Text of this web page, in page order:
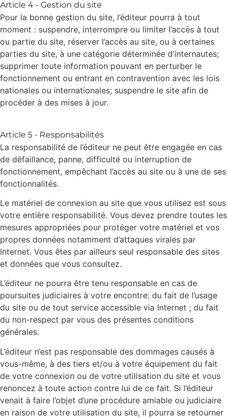
Article 4 - Gestion du site
Pour la bonne gestion du site, l’éditeur pourra à tout
moment : suspendre, interrompre ou limiter l’accès à tout
ou partie du site, réserver l’accès au site, ou à certaines
parties du site, à une catégorie déterminée d’internautes;
supprimer toute information pouvant en perturber le
fonctionnement ou entrant en contravention avec les lois
nationales ou internationales; suspendre le site afin de
procéder à des mises à jour.
Article 5 - Responsabilités
La responsabilité de l’éditeur ne peut être engagée en cas
de défaillance, panne, difficulté ou interruption de
fonctionnement, empêchant l’accès au site ou à une de ses
fonctionnalités.
Le matériel de connexion au site que vous utilisez est sous
votre entière responsabilité. Vous devez prendre toutes les
mesures appropriées pour protéger votre matériel et vos
propres données notamment d’attaques virales par
Internet. Vous êtes par ailleurs seul responsable des sites
et données que vous consultez.
L’éditeur ne pourra être tenu responsable en cas de
poursuites judiciaires à votre encontre: du fait de l’usage
du site ou de tout service accessible via Internet ; du fait
du non-respect par vous des présentes conditions
générales.
L’éditeur n’est pas responsable des dommages causés à
vous-même, à des tiers et/ou à votre équipement du fait
de votre connexion ou de votre utilisation du site et vous
renoncez à toute action contre lui de ce fait. Si l’éditeur
venait à faire l’objet d’une procédure amiable ou judiciaire
en raison de votre utilisation du site, il pourra se retourner